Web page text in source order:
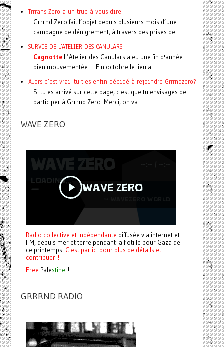
Trrrans Zero a un truc à vous dire
Grrrnd Zero fait l’objet depuis plusieurs mois d’une
campagne de dénigrement, à travers des prises de...
SURVIE DE L'ATELIER DES CANULARS
CagnotteL’Atelier des Canulars a eu une fin d'année
bien mouvementée : - Fin octobre le lieu a...
Alors c'est vrai, tu t'es enfin décidé à rejoindre Grrrndzero?
Si tu es arrivé sur cette page, c'est que tu envisages de
participer à Grrrnd Zero. Merci, on va...
WAVE ZERO
Radio collective et indépendante diffusée via internet et
FM, depuis mer et terre pendant la flotille pour Gaza de
ce printemps. C'est par ici pour plus de détails et
contribuer !
Free Palestine !
GRRRND RADIO